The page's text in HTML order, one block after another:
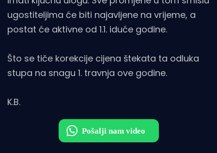
ugostiteljima će biti najavljene na vrijeme, a
postat će aktivne od 1.1. iduće godine.
Što se tiče korekcije cijena štekata ta odluka
stupa na snagu 1. travnja ove godine.
K.B.